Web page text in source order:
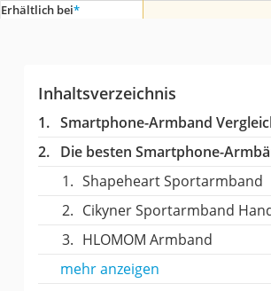
Erhältlich bei*
Inhaltsverzeichnis
Smartphone-Armband
Die besten Smartphone-
Shapeheart Sportarmband
Cikyner Sportarmband
HLOMOM Armband
mehr anzeigen